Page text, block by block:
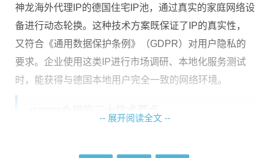
神龙海外代理IP的德国住宅IP池，通过真实的家庭网络设
备进行动态轮换。这种技术方案既保证了IP的真实性，
又符合《通用数据保护条例》（GDPR）对用户隐私的
要求。企业使用这类IP进行市场调研、本地化服务测试
时，能获得与德国本地用户完全一致的网络环境。
GDPR合规的三大技术要点
-- 展开阅读全文 --